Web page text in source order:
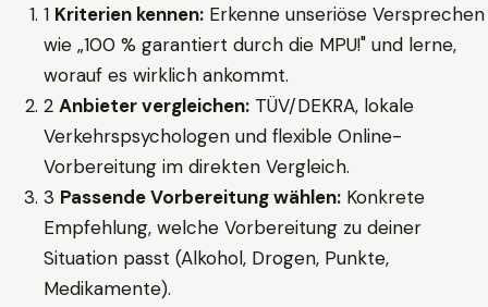
1 Kriterien kennen: Erkenne unseriöse Versprechen
wie „100 % garantiert durch die MPU!" und lerne,
worauf es wirklich ankommt.
2 Anbieter vergleichen: TÜV/DEKRA, lokale
Verkehrspsychologen und flexible Online-
Vorbereitung im direkten Vergleich.
3 Passende Vorbereitung wählen: Konkrete
Empfehlung, welche Vorbereitung zu deiner
Situation passt (Alkohol, Drogen, Punkte,
Medikamente).